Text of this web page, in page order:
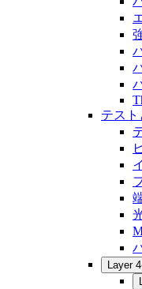
テスト
Layer